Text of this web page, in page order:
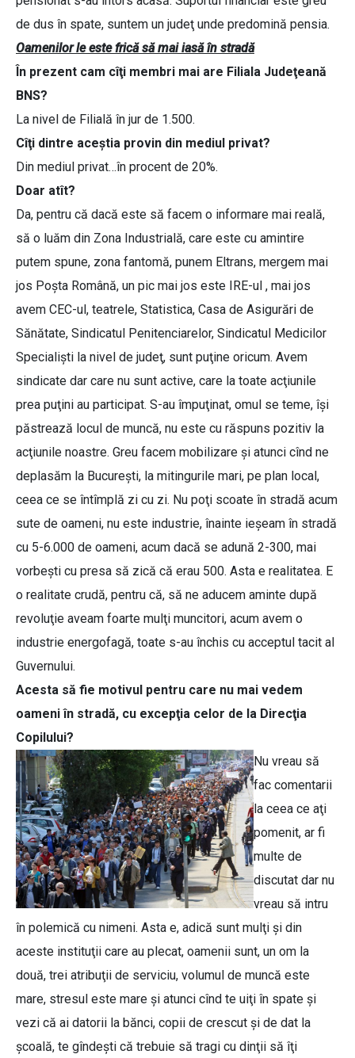
de dus în spate, suntem un judeţ unde predomină pensia.
Oamenilor le este frică să mai iasă în stradă
În prezent cam cîţi membri mai are Filiala Judeţeană
BNS?
La nivel de Filială în jur de 1.500.
Cîţi dintre aceştia provin din mediul privat?
Din mediul privat…în procent de 20%.
Doar atît?
Da, pentru că dacă este să facem o informare mai reală,
să o luăm din Zona Industrială, care este cu amintire
putem spune, zona fantomă, punem Eltrans, mergem mai
jos Poşta Română, un pic mai jos este IRE-ul , mai jos
avem CEC-ul, teatrele, Statistica, Casa de Asigurări de
Sănătate, Sindicatul Penitenciarelor, Sindicatul Medicilor
Specialişti la nivel de judeţ, sunt puţine oricum. Avem
sindicate dar care nu sunt active, care la toate acţiunile
prea puţini au participat. S-au împuţinat, omul se teme, îşi
păstrează locul de muncă, nu este cu răspuns pozitiv la
acţiunile noastre. Greu facem mobilizare şi atunci cînd ne
deplasăm la Bucureşti, la mitingurile mari, pe plan local,
ceea ce se întîmplă zi cu zi. Nu poţi scoate în stradă acum
sute de oameni, nu este industrie, înainte ieşeam în stradă
cu 5-6.000 de oameni, acum dacă se adună 2-300, mai
vorbeşti cu presa să zică că erau 500. Asta e realitatea. E
o realitate crudă, pentru că, să ne aducem aminte după
revoluţie aveam foarte mulţi muncitori, acum avem o
industrie energofagă, toate s-au închis cu acceptul tacit al
Guvernului.
Acesta să fie motivul pentru care nu mai vedem
oameni în stradă, cu excepţia celor de la Direcţia
Copilului?
Nu vreau să
fac comentarii
la ceea ce aţi
pomenit, ar fi
multe de
discutat dar nu
vreau să intru
în polemică cu nimeni. Asta e, adică sunt mulţi şi din
aceste instituţii care au plecat, oamenii sunt, un om la
două, trei atribuţii de serviciu, volumul de muncă este
mare, stresul este mare şi atunci cînd te uiţi în spate şi
vezi că ai datorii la bănci, copii de crescut şi de dat la
şcoală, te gîndeşti că trebuie să tragi cu dinţii să îţi